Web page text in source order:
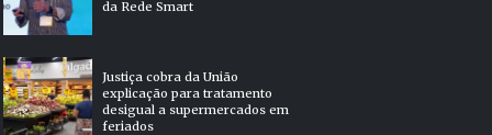
da Rede Smart
Justiça cobra da União
explicação para tratamento
desigual a supermercados em
feriados